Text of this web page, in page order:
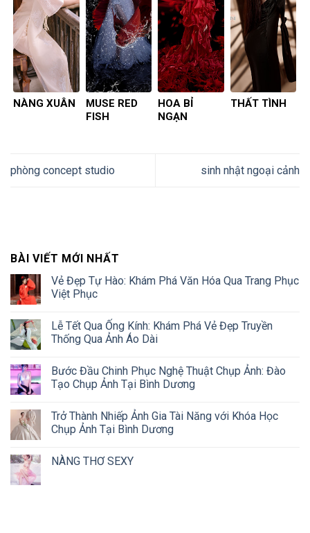
NÀNG XUÂN
MUSE RED
FISH
HOA BỈ
NGẠN
THẤT TÌNH
phòng concept studio sinh nhật ngoại cảnh
BÀI VIẾT MỚI NHẤT
Vẻ Đẹp Tự Hào: Khám Phá Văn Hóa Qua Trang Phục
Việt Phục
Lễ Tết Qua Ống Kính: Khám Phá Vẻ Đẹp Truyền
Thống Qua Ảnh Áo Dài
Bước Đầu Chinh Phục Nghệ Thuật Chụp Ảnh: Đào
Tạo Chụp Ảnh Tại Bình Dương
Trở Thành Nhiếp Ảnh Gia Tài Năng với Khóa Học
Chụp Ảnh Tại Bình Dương
NÀNG THƠ SEXY